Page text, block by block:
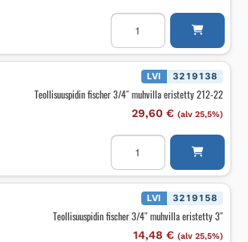
Teollisuuspidin
fischer
muhvilla
eristetty
määrä
LVI 3219138
Teollisuuspidin fischer 3/4″ muhvilla eristetty 212-22
29,60 € (alv 25,5%)
Teollisuuspidin
fischer
muhvilla
eristetty
määrä
LVI 3219158
Teollisuuspidin fischer 3/4″ muhvilla eristetty 3″
14,48 € (alv 25,5%)